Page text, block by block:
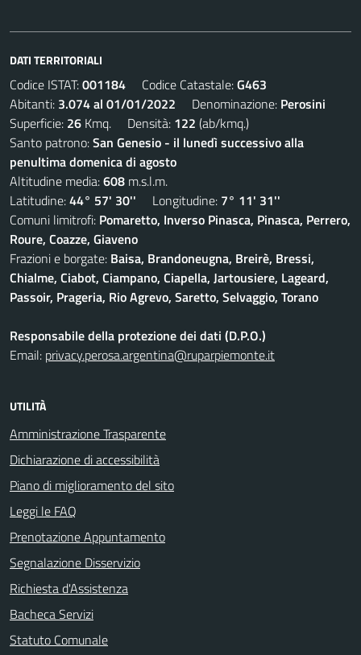
DATI TERRITORIALI
Codice ISTAT:001184 Codice Catastale:G463
Abitanti: 3.074 al 01/01/2022 Denominazione: Perosini
Superficie: 26 Kmq. Densità: 122 (ab/kmq.)
Santo patrono:San Genesio - il lunedì successivo alla
penultima domenica di agosto
Altitudine media:608 m.s.l.m.
Latitudine:44° 57' 30'' Longitudine: 7° 11' 31''
Comuni limitrofi: Pomaretto, Inverso Pinasca, Pinasca, Perrero,
Roure, Coazze, Giaveno
Frazioni e borgate: Baisa, Brandoneugna, Breirè, Bressi,
Chialme, Ciabot, Ciampano, Ciapella, Jartousiere, Lageard,
Passoir, Prageria, Rio Agrevo, Saretto, Selvaggio, Torano
Responsabile della protezione dei dati (D.P.O.)
Email: privacy.perosa.argentina@ruparpiemonte.it
UTILITÀ
Amministrazione Trasparente
Dichiarazione di accessibilità
Piano di miglioramento del sito
Leggi le FAQ
Prenotazione Appuntamento
Segnalazione Disservizio
Richiesta d'Assistenza
Bacheca Servizi
Statuto Comunale